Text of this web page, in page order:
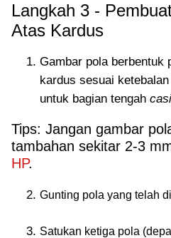
Langkah 3 -
Atas Kardus
Gambar pola berbentuk
kardus sesuai
untuk bagian tengah
Tips: Jangan gambar
tambahan sekitar 2-3
HP.
Gunting pola yang telah
Satukan ketiga pola